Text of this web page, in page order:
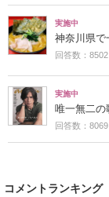
実施中
神奈川県で
回答数：8502
実施中
唯一無二の
回答数：8069
コメントランキング